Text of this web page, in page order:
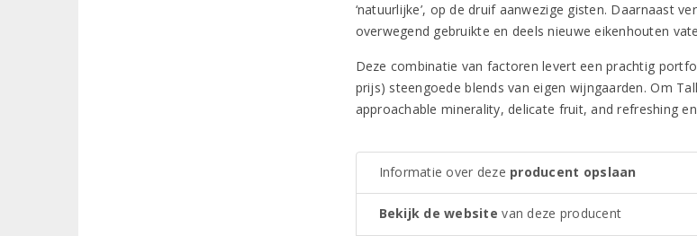
‘natuurlijke’, op de druif aanwezige gisten. Daarnaast
overwegend gebruikte en deels nieuwe eikenhouten
Deze combinatie van factoren levert een prachtig
prijs) steengoede blends van eigen wijngaarden. Om
approachable minerality, delicate fruit, and refreshing
Informatie over deze producent opslaan
Bekijk de website van deze producent